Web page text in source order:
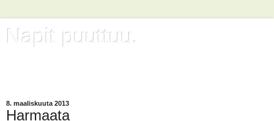
Napit puuttuu.
8. maaliskuuta 2013
Harmaata